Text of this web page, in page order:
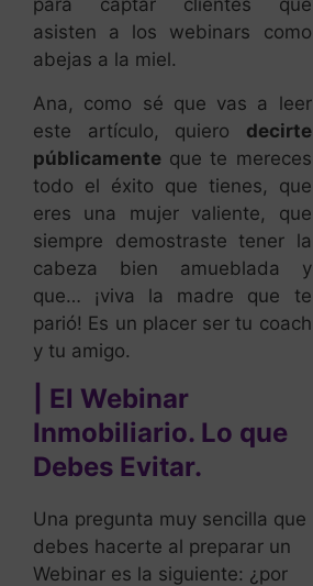
asisten a los webinars como
abejas a la miel.
Ana, como sé que vas a leer
este artículo, quiero decirte
públicamente que te mereces
todo el éxito que tienes, que
eres una mujer valiente, que
siempre demostraste tener la
cabeza bien amueblada y
que… ¡viva la madre que te
parió! Es un placer ser tu coach
y tu amigo.
| El Webinar
Inmobiliario. Lo que
Debes Evitar.
Una pregunta muy sencilla que
debes hacerte al preparar un
Webinar es la siguiente: ¿por